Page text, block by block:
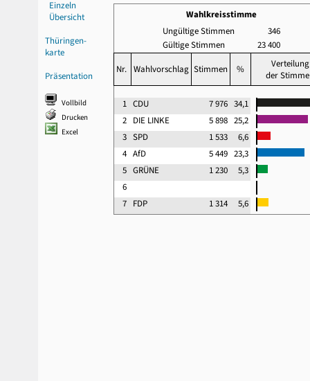
Einzeln
Übersicht
Thüringen-
karte
Präsentation
Vollbild
Drucken
Excel
Wahlkreisstimme
Ungültige Stimmen
346
Gültige Stimmen
23 400
Nr. Wahlvorschlag Stimmen %
Verteilung
der
1 CDU 7 976 34,1
2 DIE LINKE 5 898 25,2
3 SPD 1 533
6,6
4 AfD 5 449 23,3
5 GRÜNE 1 230
5,3
6
7 FDP 1 314 5,6